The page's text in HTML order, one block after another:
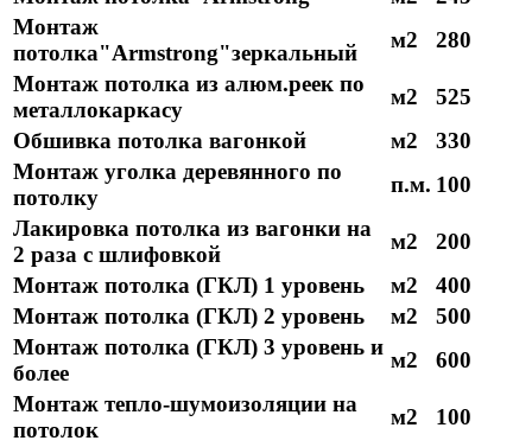
Монтаж
потолка"Armstrong"зеркальный
м2
280
Монтаж потолка из алюм.реек по
металлокаркасу
м2
525
Обшивка потолка вагонкой
м2
330
Монтаж уголка деревянного по
потолку
п.м. 100
Лакировка потолка из вагонки на
2 раза с шлифовкой
м2
200
Монтаж потолка (ГКЛ) 1 уровень
м2
400
Монтаж потолка (ГКЛ) 2 уровень
м2
500
Монтаж потолка (ГКЛ) 3 уровень и
более
м2
600
Монтаж тепло-шумоизоляции на
потолок
м2
100